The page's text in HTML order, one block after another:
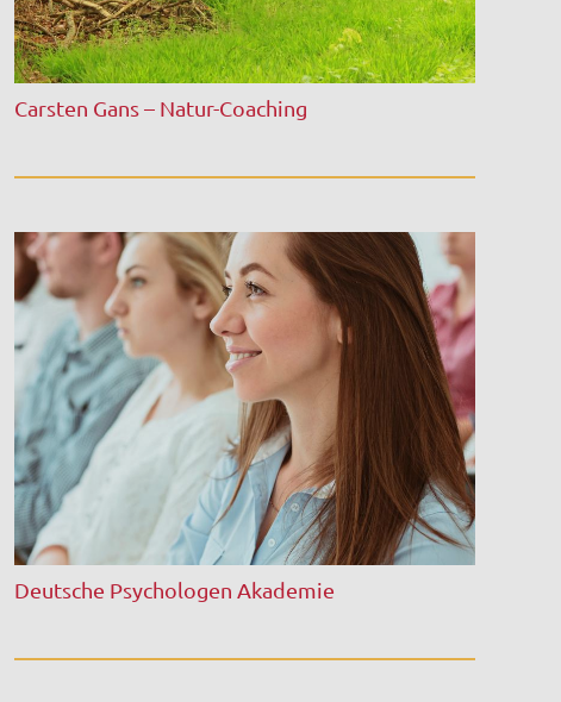
Carsten Gans – Natur-Coaching
Deutsche Psychologen Akademie